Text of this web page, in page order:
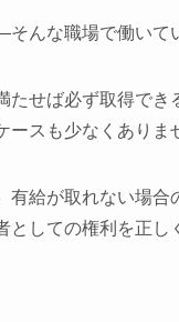
んな職場で働いて
せば必ず取得で
スも少なくありま
給が取れない場
しての権利を正し